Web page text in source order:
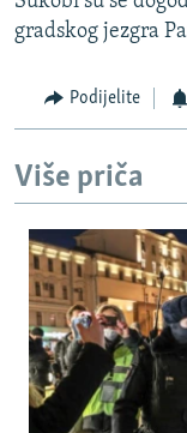
gradskog jezgra
Podijelite
Više priča